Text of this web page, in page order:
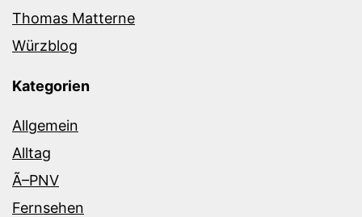
Thomas Matterne
Würzblog
Kategorien
Allgemein
Alltag
Ã–PNV
Fernsehen